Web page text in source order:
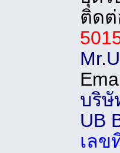
ติด
บริษั
UB
เลข